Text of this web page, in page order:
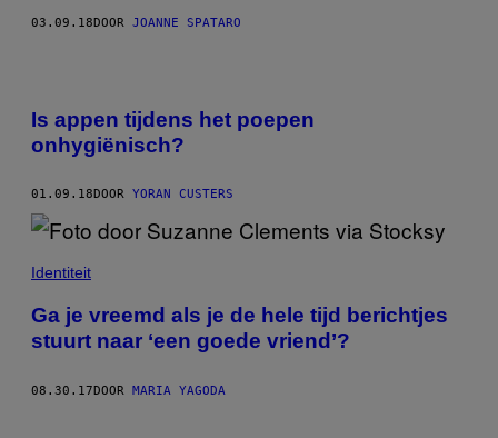
03.09.18DOOR JOANNE SPATARO
Is appen tijdens het poepen
onhygiënisch?
01.09.18 DOOR YORAN CUSTERS
Identiteit
Ga je vreemd als je de hele tijd berichtjes
stuurt naar ‘een goede vriend’?
08.30.17DOOR MARIA YAGODA